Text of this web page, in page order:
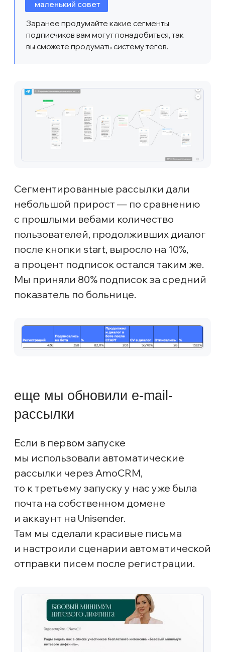
не было — из этого мы сделали вывод,
пришла целевая. В общем, гипотезу
можно считать рабочей.
форму-лендинг, чтобы дать
возможность аудитории ближе
познакомиться с вебинаром:
Изначально у нас было три варианта
видео: длинное (70 сек), короткое (40
сек) для новичков и видео подлиннее
для практикующих косметологов (100
сек), которое команда Эклита записала
по своей инициативе.
Первая неделя была короткой:
стоимость регистрации. На второй
увеличении бюджета, нужного объема
не достигали, и наметилось
принято решение добавить
дополнительные группы:
Группа подписчики + 3 варианта
видео
Группа ключи + 3 варианта видео
Это позволило догнать регистрации
Обратите внимание, что на холодной